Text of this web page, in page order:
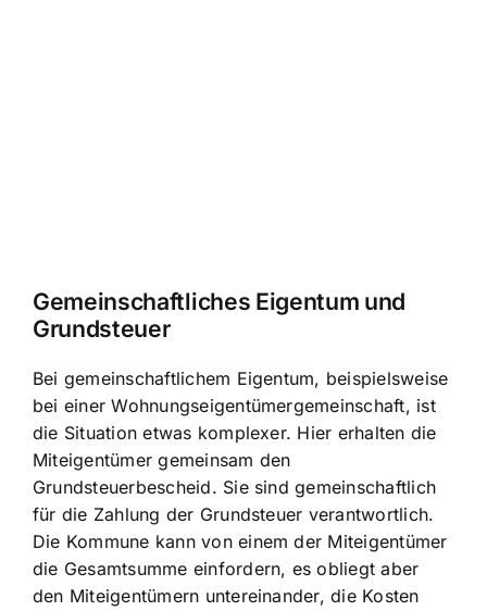
Gemeinschaftliches Eigentum und
Grundsteuer
Bei gemeinschaftlichem Eigentum, beispielsweise
bei einer Wohnungseigentümergemeinschaft, ist
die Situation etwas komplexer. Hier erhalten die
Miteigentümer gemeinsam den
Grundsteuerbescheid. Sie sind gemeinschaftlich
für die Zahlung der Grundsteuer verantwortlich.
Die Kommune kann von einem der Miteigentümer
die Gesamtsumme einfordern, es obliegt aber
den Miteigentümern untereinander, die Kosten